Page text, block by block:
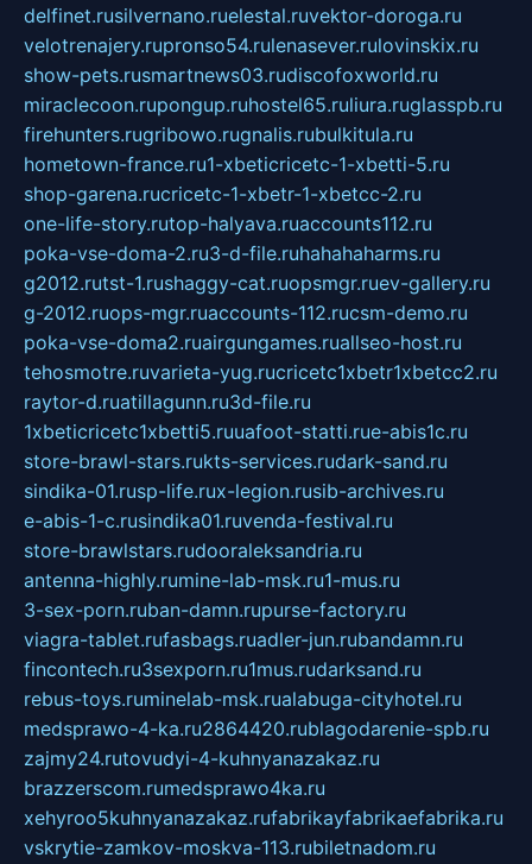
delfinet.rusilvernano.ruelestal.ruvektor-doroga.ru
velotrenajery.rupronso54.rulenasever.rulovinskix.ru
show-pets.rusmartnews03.rudiscofoxworld.ru
miraclecoon.rupongup.ruhostel65.ruliura.ruglasspb.ru
firehunters.rugribowo.rugnalis.rubulkitula.ru
hometown-france.ru1-xbeticricetc-1-xbetti-5.ru
shop-garena.rucricetc-1-xbetr-1-xbetcc-2.ru
one-life-story.rutop-halyava.ruaccounts112.ru
poka-vse-doma-2.ru3-d-file.ruhahahaharms.ru
g2012.rutst-1.rushaggy-cat.ruopsmgr.ruev-gallery.ru
g-2012.ruops-mgr.ruaccounts-112.rucsm-demo.ru
poka-vse-doma2.ruairgungames.ruallseo-host.ru
tehosmotre.ruvarieta-yug.rucricetc1xbetr1xbetcc2.ru
raytor-d.ruatillagunn.ru3d-file.ru
1xbeticricetc1xbetti5.ruuafoot-statti.rue-abis1c.ru
store-brawl-stars.rukts-services.rudark-sand.ru
sindika-01.rusp-life.rux-legion.rusib-archives.ru
e-abis-1-c.rusindika01.ruvenda-festival.ru
store-brawlstars.rudooraleksandria.ru
antenna-highly.rumine-lab-msk.ru1-mus.ru
3-sex-porn.ruban-damn.rupurse-factory.ru
viagra-tablet.rufasbags.ruadler-jun.rubandamn.ru
fincontech.ru3sexporn.ru1mus.rudarksand.ru
rebus-toys.ruminelab-msk.rualabuga-cityhotel.ru
medsprawo-4-ka.ru2864420.rublagodarenie-spb.ru
zajmy24.rutovudyi-4-kuhnyanazakaz.ru
brazzerscom.rumedsprawo4ka.ru
xehyroo5kuhnyanazakaz.rufabrikayfabrikaefabrika.ru
vskrytie-zamkov-moskva-113.rubiletnadom.ru